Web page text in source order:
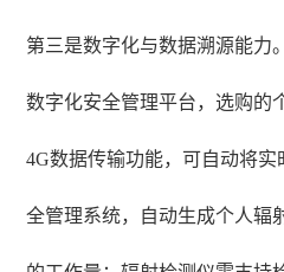
第三是数字化与数据溯源能力
数字化安全管理平台，选购的
4G数据传输功能，可自动将
全管理系统，自动生成个人辐